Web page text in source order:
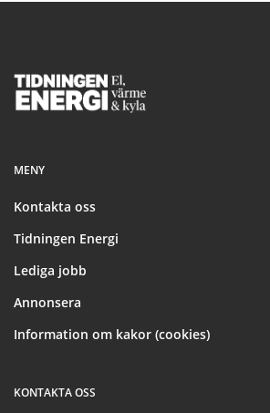
Footer
MENY
Kontakta oss
Tidningen Energi
Lediga jobb
Annonsera
Information om kakor (cookies)
KONTAKTA OSS